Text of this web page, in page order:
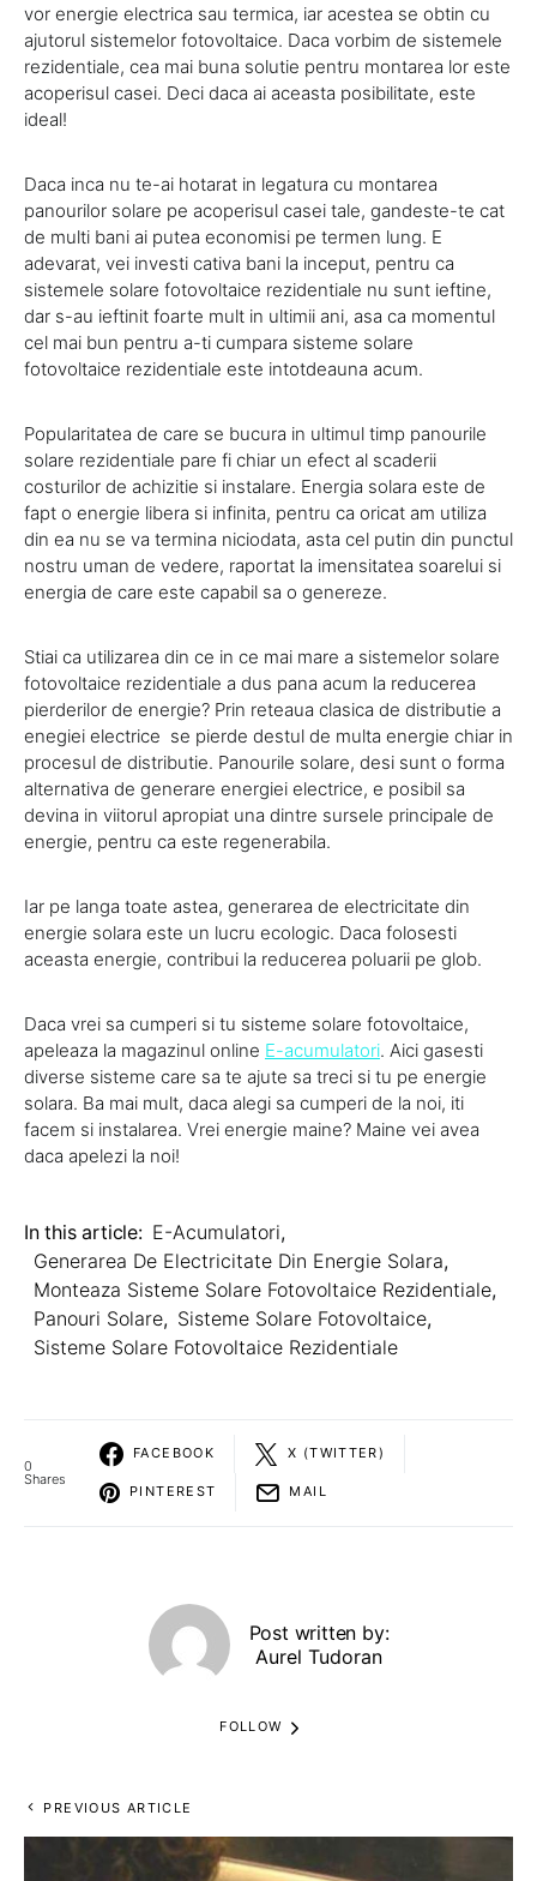
vor energie electrica sau termica, iar acestea se obtin cu
ajutorul sistemelor fotovoltaice. Daca vorbim de sistemele
rezidentiale, cea mai buna solutie pentru montarea lor este
acoperisul casei. Deci daca ai aceasta posibilitate, este
ideal!
Daca inca nu te-ai hotarat in legatura cu montarea
panourilor solare pe acoperisul casei tale, gandeste-te cat
de multi bani ai putea economisi pe termen lung. E
adevarat, vei investi cativa bani la inceput, pentru ca
sistemele solare fotovoltaice rezidentiale nu sunt ieftine,
dar s-au ieftinit foarte mult in ultimii ani, asa ca momentul
cel mai bun pentru a-ti cumpara sisteme solare
fotovoltaice rezidentiale este intotdeauna acum.
Popularitatea de care se bucura in ultimul timp panourile
solare rezidentiale pare fi chiar un efect al scaderii
costurilor de achizitie si instalare. Energia solara este de
fapt o energie libera si infinita, pentru ca oricat am utiliza
din ea nu se va termina niciodata, asta cel putin din punctul
nostru uman de vedere, raportat la imensitatea soarelui si
energia de care este capabil sa o genereze.
Stiai ca utilizarea din ce in ce mai mare a sistemelor solare
fotovoltaice rezidentiale a dus pana acum la reducerea
pierderilor de energie? Prin reteaua clasica de distributie a
enegiei electrice se pierde destul de multa energie chiar in
procesul de distributie. Panourile solare, desi sunt o forma
alternativa de generare energiei electrice, e posibil sa
devina in viitorul apropiat una dintre sursele principale de
energie, pentru ca este regenerabila.
Iar pe langa toate astea, generarea de electricitate din
energie solara este un lucru ecologic. Daca folosesti
aceasta energie, contribui la reducerea poluarii pe glob.
Daca vrei sa cumperi si tu sisteme solare fotovoltaice,
apeleaza la magazinul online E-acumulatori. Aici gasesti
diverse sisteme care sa te ajute sa treci si tu pe energie
solara. Ba mai mult, daca alegi sa cumperi de la noi, iti
facem si instalarea. Vrei energie maine? Maine vei avea
daca apelezi la noi!
In this article: E-Acumulatori,
Generarea De Electricitate Din Energie Solara,
Monteaza Sisteme Solare Fotovoltaice Rezidentiale,
Panouri Solare, Sisteme Solare Fotovoltaice,
Sisteme Solare Fotovoltaice Rezidentiale
0
Shares
FACEBOOK X (TWITTER)
PINTEREST MAIL
Post written by:
Aurel Tudoran
FOLLOW
PREVIOUS ARTICLE